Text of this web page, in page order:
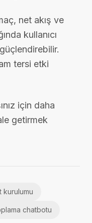
net akış ve
kullanıcı
tersi etki
için daha
getirmek
kurulumu
chatbotu